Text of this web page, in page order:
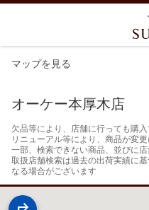
マップを見る
オーケー本厚木店
欠品等により、店舗に行っても購
リニューアル等により、商品が変
一部、検索できない商品、並びに
取扱店舗検索は過去の出荷実績に
なる場合がございます